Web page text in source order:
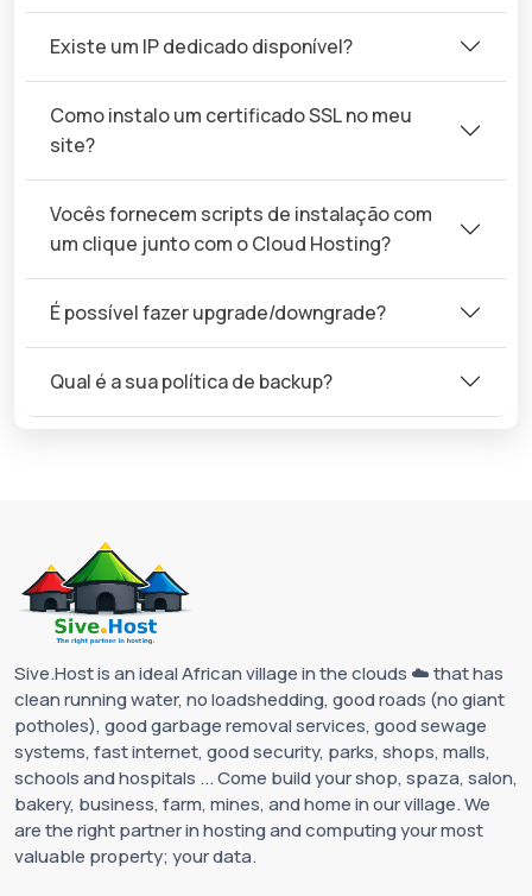
Existe um IP dedicado disponível?
Como instalo um certificado SSL no meu
site?
Vocês fornecem scripts de instalação com
um clique junto com o Cloud Hosting?
É possível fazer upgrade/downgrade?
Qual é a sua política de backup?
Sive.Host is an ideal African village in the clouds ☁️ that has
clean running water, no loadshedding, good roads (no giant
potholes), good garbage removal services, good sewage
systems, fast internet, good security, parks, shops, malls,
schools and hospitals ... Come build your shop, spaza, salon,
bakery, business, farm, mines, and home in our village. We
are the right partner in hosting and computing your most
valuable property; your data.